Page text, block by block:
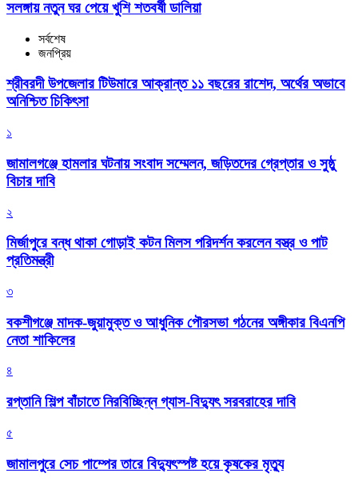
সলঙ্গায় নতুন ঘর পেয়ে খুশি শতবর্ষী ডালিয়া
সর্বশেষ
জনপ্রিয়
শ্রীবরদী উপজেলার টিউমারে আক্রান্ত ১১ বছরের রাশেদ, অর্থের অভাবে
অনিশ্চিত চিকিৎসা
১
জামালগঞ্জে হামলার ঘটনায় সংবাদ সম্মেলন, জড়িতদের গ্রেপ্তার ও সুষ্ঠু
বিচার দাবি
২
মির্জাপুরে বন্ধ থাকা গোড়াই কটন মিলস পরিদর্শন করলেন বস্ত্র ও পাট
প্রতিমন্ত্রী
৩
বকশীগঞ্জে মাদক-জুয়ামুক্ত ও আধুনিক পৌরসভা গঠনের অঙ্গীকার বিএনপি
নেতা শাকিলের
৪
রপ্তানি শিল্প বাঁচাতে নিরবিচ্ছিন্ন গ্যাস-বিদ্যুৎ সরবরাহের দাবি
৫
জামালপুরে সেচ পাম্পের তারে বিদ্যুৎস্পষ্ট হয়ে কৃষকের মৃত্যু